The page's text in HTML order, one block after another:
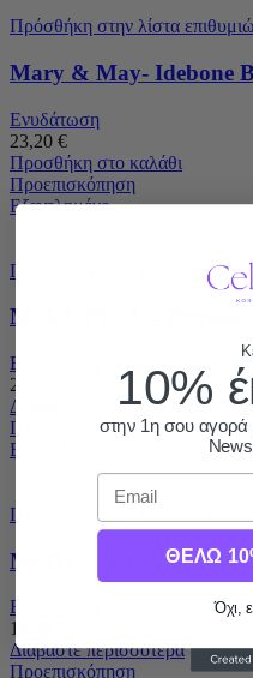
Πρόσθήκη στην λίστα
Mary & May- Idebone
Ενυδάτωση
23,20 €
Προσθήκη στο καλάθι
Προεπισκόπηση
Εξαντλημένο
Πρόσθήκη στην λίστα
MEDI- PEEL – Peptide
Ενυδάτωση
26,50
Διαβάστε περισσότερα
Προεπισκόπηση
Εξαντλημένο
Πρόσθήκη στην λίστα επιθυμιών
MEDI-PEEL –
Ενυδάτωση
18,90
Διαβάστε περισσότερα
Προεπισκόπηση
10%
στην 1η σου αγορά
Email
ΘΕΛΩ
Όχι,